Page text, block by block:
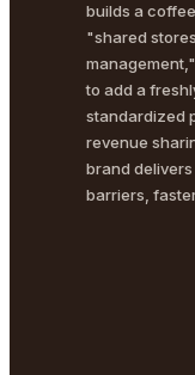
builds a
"shared
to add a
standardized
revenue
brand
barriers,